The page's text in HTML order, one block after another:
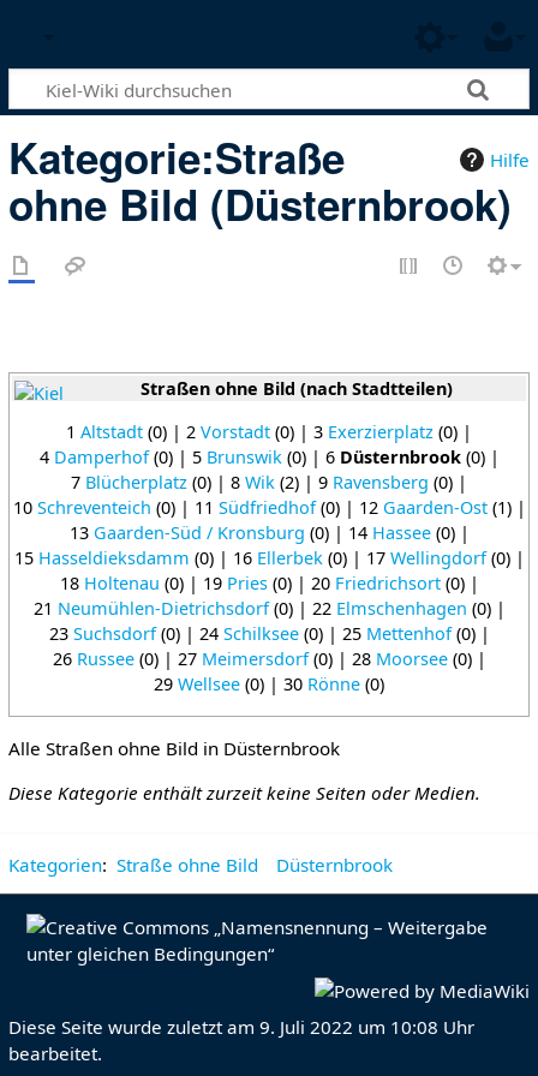
Hilfe
Kategorie:Straße
ohne Bild (Düsternbrook)
Straßen ohne Bild (nach Stadtteilen)
1 Altstadt (0) | 2 Vorstadt (0) | 3 Exerzierplatz (0) |
4 Damperhof(0) | 5 Brunswik (0) | 6 Düsternbrook(0) |
7 Blücherplatz (0) | 8 Wik (2) | 9 Ravensberg (0) |
10 Schreventeich (0) | 11 Südfriedhof(0) | 12 Gaarden-Ost(1) |
13 Gaarden-Süd / Kronsburg (0) | 14 Hassee(0) |
15 Hasseldieksdamm (0) | 16 Ellerbek (0) | 17 Wellingdorf(0) |
18 Holtenau (0) | 19 Pries(0) | 20 Friedrichsort(0) |
21 Neumühlen-Dietrichsdorf(0) | 22 Elmschenhagen (0) |
23 Suchsdorf(0) | 24 Schilksee(0) | 25 Mettenhof(0) |
26 Russee(0) | 27 Meimersdorf(0) | 28 Moorsee(0) |
29 Wellsee (0) | 30 Rönne (0)
Alle Straßen ohne Bild in Düsternbrook
Diese Kategorie enthält zurzeit keine Seiten oder Medien.
Kategorien: Straße ohne Bild Düsternbrook
Diese Seite wurde zuletzt am 9. Juli 2022 um 10:08 Uhr
bearbeitet.